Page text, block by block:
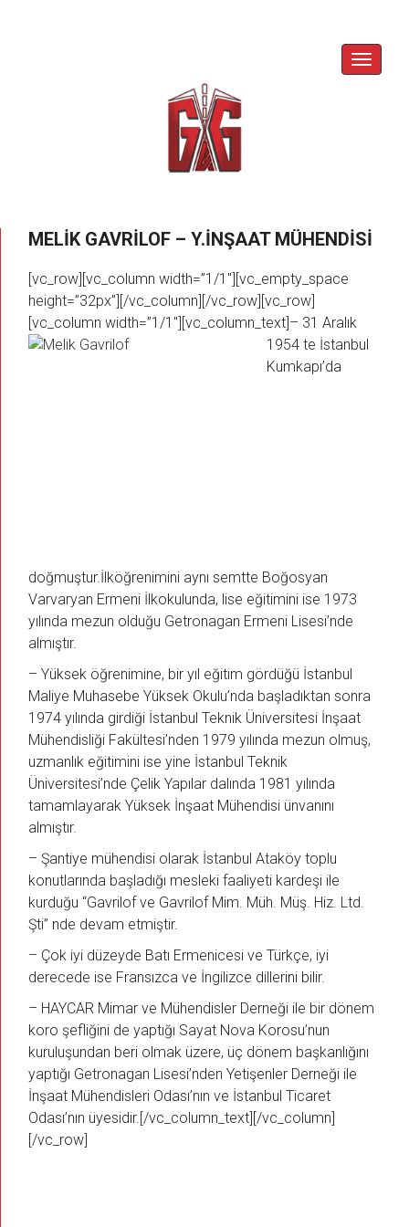
Toggle
MELIK GAVRILOF – Y.İNŞAAT MÜHENDISI
[vc_row][vc_column width=”1/1″][vc_empty_space
height=”32px”][/vc_column][/vc_row][vc_row]
[vc_column width=”1/1″][vc_column_text]– 31 Aralık
1954 te İstanbul
Kumkapı’da
doğmuştur.İlköğrenimini aynı semtte Boğosyan
Varvaryan Ermeni İlkokulunda, lise eğitimini ise 1973
yılında mezun olduğu Getronagan Ermeni Lisesi’nde
almıştır.
– Yüksek öğrenimine, bir yıl eğitim gördüğü İstanbul
Maliye Muhasebe Yüksek Okulu’nda başladıktan sonra
1974 yılında girdiği İstanbul Teknik Üniversitesi İnşaat
Mühendisliği Fakültesi’nden 1979 yılında mezun olmuş,
uzmanlık eğitimini ise yine İstanbul Teknik
Üniversitesi’nde Çelik Yapılar dalında 1981 yılında
tamamlayarak Yüksek İnşaat Mühendisi ünvanını
almıştır.
– Şantiye mühendisi olarak İstanbul Ataköy toplu
konutlarında başladığı mesleki faaliyeti kardeşi ile
kurduğu “Gavrilof ve Gavrilof Mim. Müh. Müş. Hiz. Ltd.
Şti” nde devam etmiştir.
– Çok iyi düzeyde Batı Ermenicesi ve Türkçe, iyi
derecede ise Fransızca ve İngilizce dillerini bilir.
– HAYCAR Mimar ve Mühendisler Derneği ile bir dönem
koro şefliğini de yaptığı Sayat Nova Korosu’nun
kuruluşundan beri olmak üzere, üç dönem başkanlığını
yaptığı Getronagan Lisesi’nden Yetişenler Derneği ile
İnşaat Mühendisleri Odası’nın ve İstanbul Ticaret
Odası’nın üyesidir.[/vc_column_text][/vc_column]
[/vc_row]